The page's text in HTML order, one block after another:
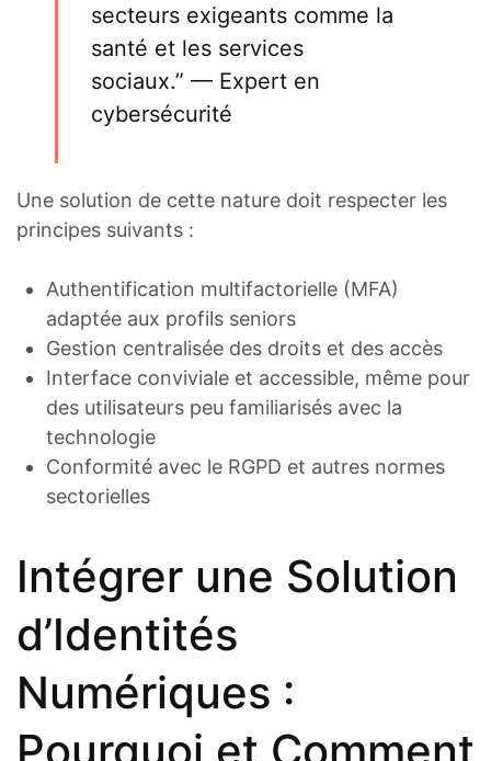
secteurs exigeants comme la
santé et les services
sociaux.” — Expert en
cybersécurité
Une solution de cette nature doit respecter les
principes suivants :
Authentification multifactorielle (MFA)
adaptée aux profils seniors
Gestion centralisée des droits et des accès
Interface conviviale et accessible, même pour
des utilisateurs peu familiarisés avec la
technologie
Conformité avec le RGPD et autres normes
sectorielles
Intégrer une Solution
d’Identités
Numériques :